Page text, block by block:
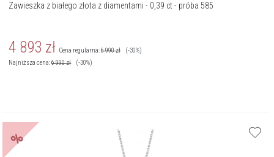
Zawieszka z białego złota z diamentami - 0,39 ct - próba 585
4 893 zł Cena regularna:6 990zł
(-30%)
Najniższa cena:6 990zł (-30%)
%